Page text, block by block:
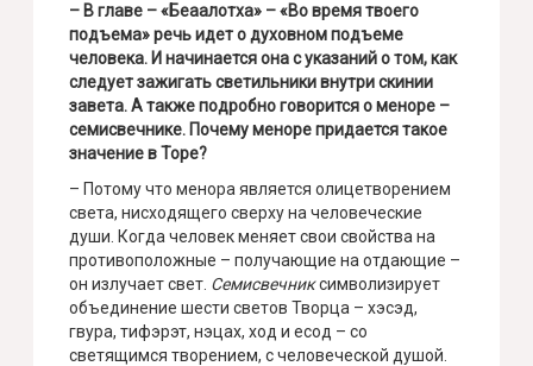
– В главе – «Беаалотха» – «Во время твоего
подъема» речь идет о духовном подъеме
человека. И начинается она с указаний о том, как
следует зажигать светильники внутри скинии
завета. А также подробно говорится о меноре –
семисвечнике. Почему меноре придается такое
значение в Торе?
– Потому что менора является олицетворением
света, нисходящего сверху на человеческие
души. Когда человек меняет свои свойства на
противоположные – получающие на отдающие –
он излучает свет. Семисвечниксимволизирует
объединение шести светов Творца – хэсэд,
гвура, тифэрэт, нэцах, ход и есод – со
светящимся творением, с человеческой душой.